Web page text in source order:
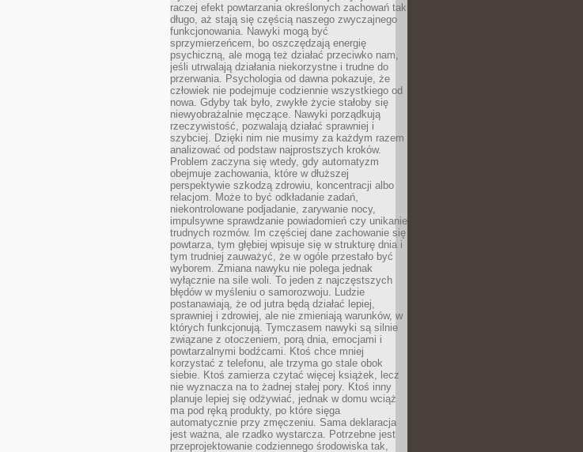
raczej efekt powtarzania określonych zachowań tak
długo, aż stają się częścią naszego zwyczajnego
funkcjonowania. Nawyki mogą być
sprzymierzeńcem, bo oszczędzają energię
psychiczną, ale mogą też działać przeciwko nam,
jeśli utrwalają działania niekorzystne i trudne do
przerwania. Psychologia od dawna pokazuje, że
człowiek nie podejmuje codziennie wszystkiego od
nowa. Gdyby tak było, zwykłe życie stałoby się
niewyobrażalnie męczące. Nawyki porządkują
rzeczywistość, pozwalają działać sprawniej i
szybciej. Dzięki nim nie musimy za każdym razem
analizować od podstaw najprostszych kroków.
Problem zaczyna się wtedy, gdy automatyzm
obejmuje zachowania, które w dłuższej
perspektywie szkodzą zdrowiu, koncentracji albo
relacjom. Może to być odkładanie zadań,
niekontrolowane podjadanie, zarywanie nocy,
impulsywne sprawdzanie powiadomień czy unikanie
trudnych rozmów. Im częściej dane zachowanie się
powtarza, tym głębiej wpisuje się w strukturę dnia i
tym trudniej zauważyć, że w ogóle przestało być
wyborem. Zmiana nawyku nie polega jednak
wyłącznie na sile woli. To jeden z najczęstszych
błędów w myśleniu o samorozwoju. Ludzie
postanawiają, że od jutra będą działać lepiej,
sprawniej i zdrowiej, ale nie zmieniają warunków, w
których funkcjonują. Tymczasem nawyki są silnie
związane z otoczeniem, porą dnia, emocjami i
powtarzalnymi bodźcami. Ktoś chce mniej
korzystać z telefonu, ale trzyma go stale obok
siebie. Ktoś zamierza czytać więcej książek, lecz
nie wyznacza na to żadnej stałej pory. Ktoś inny
planuje lepiej się odżywiać, jednak w domu wciąż
ma pod ręką produkty, po które sięga
automatycznie przy zmęczeniu. Sama deklaracja
jest ważna, ale rzadko wystarcza. Potrzebne jest
przeprojektowanie codziennego środowiska tak,